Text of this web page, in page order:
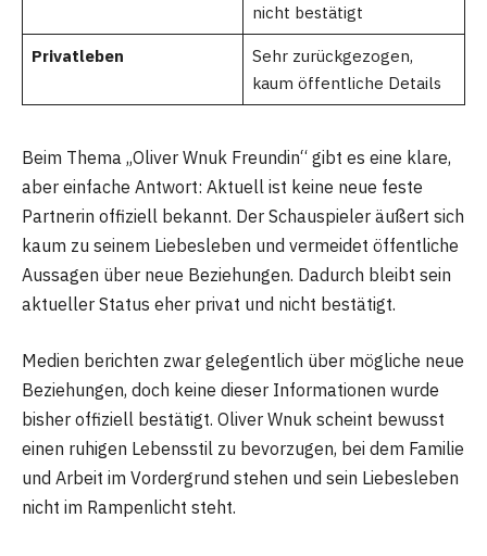
nicht bestätigt
Privatleben
Sehr zurückgezogen,
kaum öffentliche Details
Beim Thema „Oliver Wnuk Freundin“ gibt es eine klare,
aber einfache Antwort: Aktuell ist keine neue feste
Partnerin offiziell bekannt. Der Schauspieler äußert sich
kaum zu seinem Liebesleben und vermeidet öffentliche
Aussagen über neue Beziehungen. Dadurch bleibt sein
aktueller Status eher privat und nicht bestätigt.
Medien berichten zwar gelegentlich über mögliche neue
Beziehungen, doch keine dieser Informationen wurde
bisher offiziell bestätigt. Oliver Wnuk scheint bewusst
einen ruhigen Lebensstil zu bevorzugen, bei dem Familie
und Arbeit im Vordergrund stehen und sein Liebesleben
nicht im Rampenlicht steht.